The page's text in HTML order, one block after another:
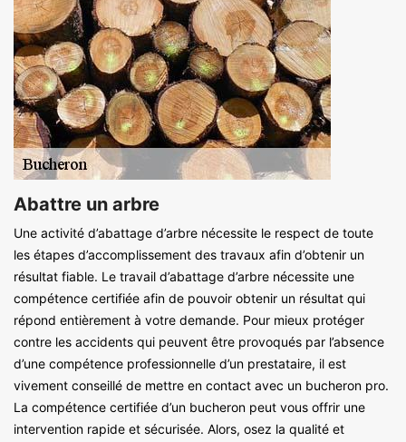
Abattre un arbre
Une activité d’abattage d’arbre nécessite le respect de toute
les étapes d’accomplissement des travaux afin d’obtenir un
résultat fiable. Le travail d’abattage d’arbre nécessite une
compétence certifiée afin de pouvoir obtenir un résultat qui
répond entièrement à votre demande. Pour mieux protéger
contre les accidents qui peuvent être provoqués par l’absence
d’une compétence professionnelle d’un prestataire, il est
vivement conseillé de mettre en contact avec un bucheron pro.
La compétence certifiée d’un bucheron peut vous offrir une
intervention rapide et sécurisée. Alors, osez la qualité et